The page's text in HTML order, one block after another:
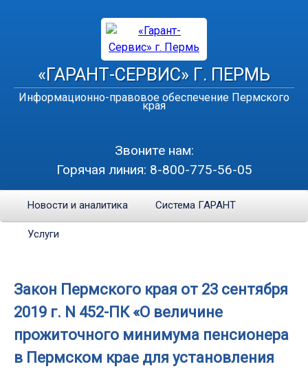
«ГАРАНТ-СЕРВИС» Г. ПЕРМЬ
Информационно-правовое обеспечение Пермского
края
Звоните нам:
Горячая линия: 8-800-775-56-05
Новости и аналитика Система ГАРАНТ
Услуги
Закон Пермского края от 23 сентября
2019 г. N 452-ПК «О величине
прожиточного минимума пенсионера
в Пермском крае для установления